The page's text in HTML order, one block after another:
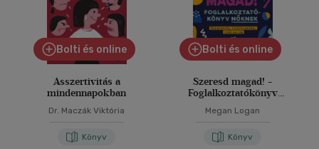
Bolti és online
Asszertivitás a
mindennapokban
Dr. Maczák Viktória
Könyv
Bolti és online
Szeresd magad! -
Foglalkoztatókönyv
Megan Logan
Könyv